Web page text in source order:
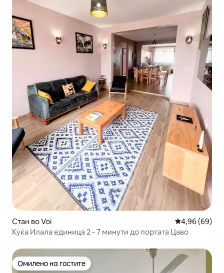
Стан во Voi Просечна
4,96 (69)
Куќа Илала единица 2 - 7 минути до портата Цаво
Омилено на гостите
Омилено на гостите